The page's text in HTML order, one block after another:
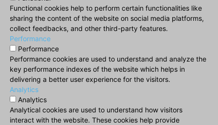
Functional cookies help to perform certain functionalities like
sharing the content of the website on social media platforms,
collect feedbacks, and other third-party features.
Performance
Performance
Performance cookies are used to understand and analyze the
key performance indexes of the website which helps in
delivering a better user experience for the visitors.
Analytics
Analytics
Analytical cookies are used to understand how visitors
interact with the website. These cookies help provide